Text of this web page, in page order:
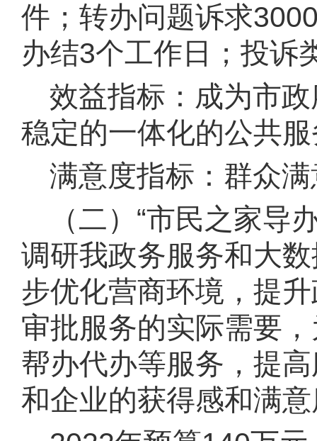
件 ； 转办问题诉求
办结3个工作日
； 投诉
效益指标：成为市
稳定的一体化的公共
满意度指标：群众
（二）“市民之家导
调研我政务服务和大
步优化营商环境，提
审批服务的实际需要
帮办代办等服务，提
和企业的获得感和满